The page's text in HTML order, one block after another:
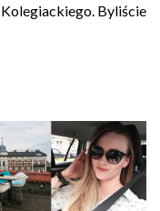
Byliście